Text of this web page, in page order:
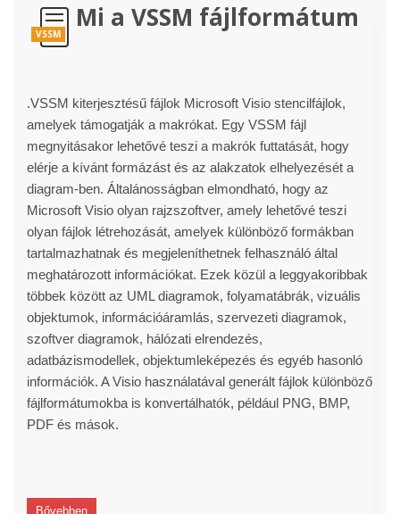
VSSM
Mi a VSSM fájlformátum
.VSSM kiterjesztésű fájlok Microsoft Visio stencilfájlok,
amelyek támogatják a makrókat. Egy VSSM fájl
megnyitásakor lehetővé teszi a makrók futtatását, hogy
elérje a kívánt formázást és az alakzatok elhelyezését a
diagram-ben. Általánosságban elmondható, hogy az
Microsoft Visio olyan rajzszoftver, amely lehetővé teszi
olyan fájlok létrehozását, amelyek különböző formákban
tartalmazhatnak és megjeleníthetnek felhasználó által
meghatározott információkat. Ezek közül a leggyakoribbak
többek között az UML diagramok, folyamatábrák, vizuális
objektumok, információáramlás, szervezeti diagramok,
szoftver diagramok, hálózati elrendezés,
adatbázismodellek, objektumleképezés és egyéb hasonló
információk. A Visio használatával generált fájlok különböző
fájlformátumokba is konvertálhatók, például PNG, BMP,
PDF és mások.
Bővebben